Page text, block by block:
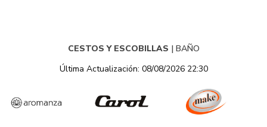
CESTOS Y ESCOBILLAS | BAÑO
Última Actualización: 08/08/2026 22:30